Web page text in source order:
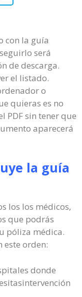
con la guía
será
de descarga.
el listado.
o
quieras es no
PDF sin tener que
aparecerá
la guía
los los médicos,
que podrás
póliza médica.
este orden:
donde